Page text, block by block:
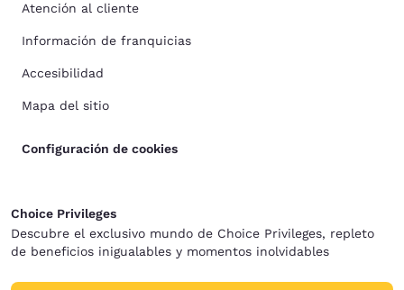
Atención al cliente
Información de franquicias
Accesibilidad
Mapa del sitio
Configuración de cookies
Choice Privileges
Descubre el exclusivo mundo de Choice Privileges, repleto
de beneficios inigualables y momentos inolvidables